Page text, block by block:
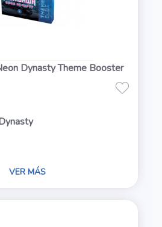
Dynasty Theme Booster
VER MÁS